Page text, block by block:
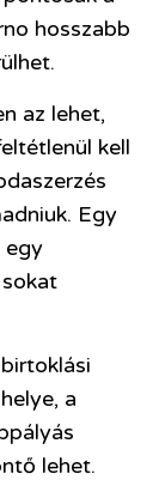
hosszabb
az lehet,
kell
Egy
egy
a
lehet.